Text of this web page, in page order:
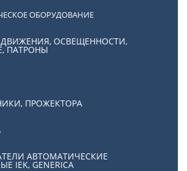
ОБОРУДОВАНИЕ
ОСВЕЩЕННОСТИ,
ПАТРОНЫ
ПРОЖЕКТОРА
АВТОМАТИЧЕСКИЕ
IEK, GENERICA